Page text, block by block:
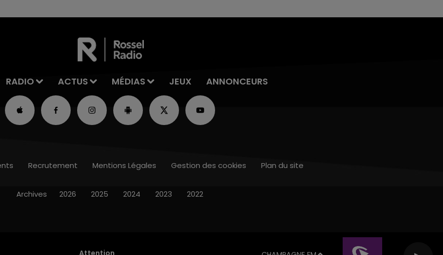
RADIO ACTUS MÉDIAS JEUX ANNONCEURS
Attention
Recrutement Mentions Légales Gestion des cookies Plan du site
Archives 2026 2025 2024 2023 2022